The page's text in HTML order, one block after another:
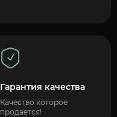
Гарантия качества
Качество которое
продается!